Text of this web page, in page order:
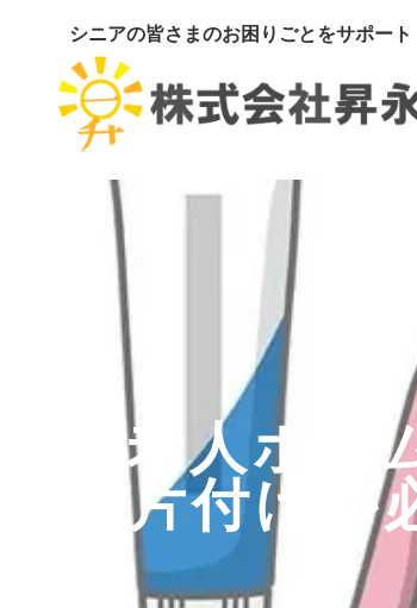
シニアの皆さまのお困りごとをサポート
有料老人ホー
のお片付けが